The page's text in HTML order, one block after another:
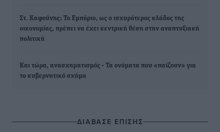
Στ. Καφούνης: Το Εμπόριο, ως ο ισχυρότερος κλάδος της
οικονομίας, πρέπει να έχει κεντρική θέση στην αναπτυξιακή
πολιτική
Και τώρα, ανασχηματισμός - Τα ονόματα που «παίζουν» για
το κυβερνητικό σχήμα
ΔΙΑΒΑΣΕ ΕΠΙΣΗΣ